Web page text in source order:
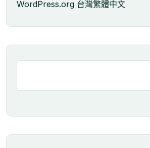
WordPress.org 台灣繁體中文